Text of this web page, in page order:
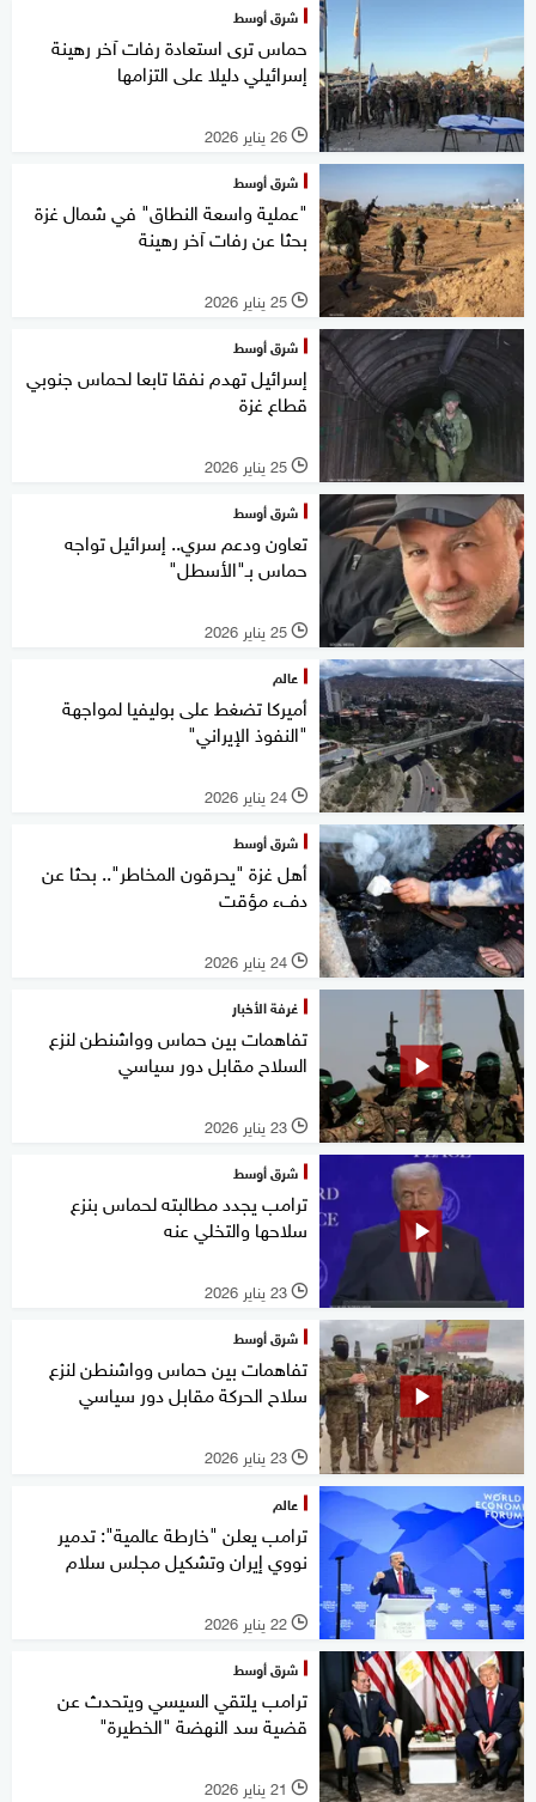
شرق أوسط
حماس ترى استعادة رفات آخر رهينة
إسرائيلي دليلا على التزامها
l 26 يناير 2026
شرق أوسط
"عملية واسعة النطاق" في شمال غزة
بحثا عن رفات آخر رهينة
l 25 يناير 2026
شرق أوسط
إسرائيل تهدم نفقا تابعا لحماس جنوبي
قطاع غزة
l 25 يناير 2026
شرق أوسط
تعاون ودعم سري.. إسرائيل تواجه
حماس بـ"الأسطل"
l 25 يناير 2026
عالم
أميركا تضغط على بوليفيا لمواجهة
"النفوذ الإيراني"
l 24 يناير 2026
شرق أوسط
أهل غزة "يحرقون المخاطر".. بحثا عن
دفء مؤقت
l 24 يناير 2026
غرفة الأخبار
تفاهمات بين حماس وواشنطن لنزع
السلاح مقابل دور سياسي
l 23 يناير 2026
شرق أوسط
ترامب يجدد مطالبته لحماس بنزع
سلاحها والتخلي عنه
l 23 يناير 2026
شرق أوسط
تفاهمات بين حماس وواشنطن لنزع
سلاح الحركة مقابل دور سياسي
l 23 يناير 2026
عالم
ترامب يعلن "خارطة عالمية": تدمير
نووي إيران وتشكيل مجلس سلام
l 22 يناير 2026
شرق أوسط
ترامب يلتقي السيسي ويتحدث عن
قضية سد النهضة "الخطيرة"
l 21 يناير 2026